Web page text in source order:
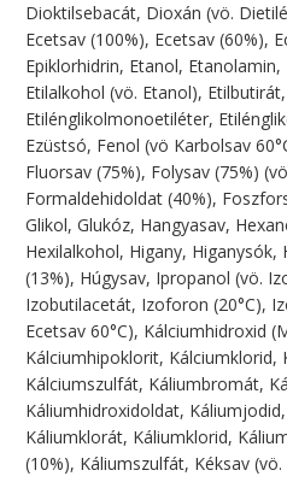
Dioktilsebacát, Dioxán (vö.
Ecetsav (100%), Ecetsav (60%),
Epiklorhidrin, Etanol,
Etilalkohol (vö. Etanol),
Etilénglikolmonoetiléter,
Ezüstsó, Fenol (vö Karbolsav
Fluorsav (75%), Folysav (75%)
Formaldehidoldat (40%),
Glikol, Glukóz, Hangyasav,
Hexilalkohol, Higany,
(13%), Húgysav, Ipropanol (vö.
Izobutilacetát, Izoforon (20°C),
Ecetsav 60°C), Kálciumhidroxid
Kálciumhipoklorit, Kálciumklorid,
Kálciumszulfát, Káliumbromát,
Káliumhidroxidoldat,
Káliumklorát, Káliumklorid,
(10%), Káliumszulfát, Kéksav